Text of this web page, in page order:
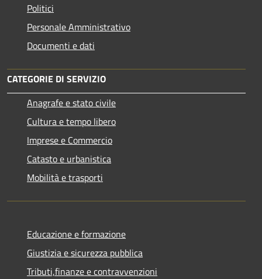
Politici
Personale Amministrativo
Documenti e dati
CATEGORIE DI SERVIZIO
Anagrafe e stato civile
Cultura e tempo libero
Imprese e Commercio
Catasto e urbanistica
Mobilità e trasporti
Educazione e formazione
Giustizia e sicurezza pubblica
Tributi,finanze e contravvenzioni